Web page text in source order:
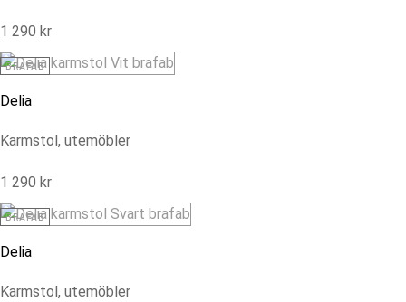
1 290 kr
BRAFAB
Delia
Karmstol, utemöbler
1 290 kr
BRAFAB
Delia
Karmstol, utemöbler